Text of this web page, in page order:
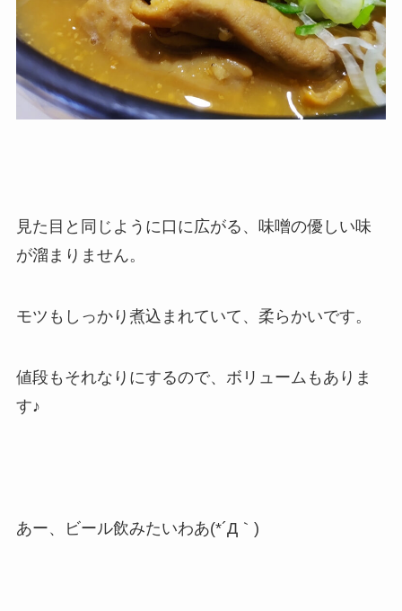
見た目と同じように口に広がる、味噌の優しい味
が溜まりません。
モツもしっかり煮込まれていて、柔らかいです。
値段もそれなりにするので、ボリュームもありま
す♪
あー、ビール飲みたいわあ(*´Д｀)